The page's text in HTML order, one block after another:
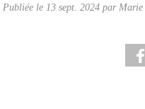
Publiée le 13 sept. 2024 par Marie